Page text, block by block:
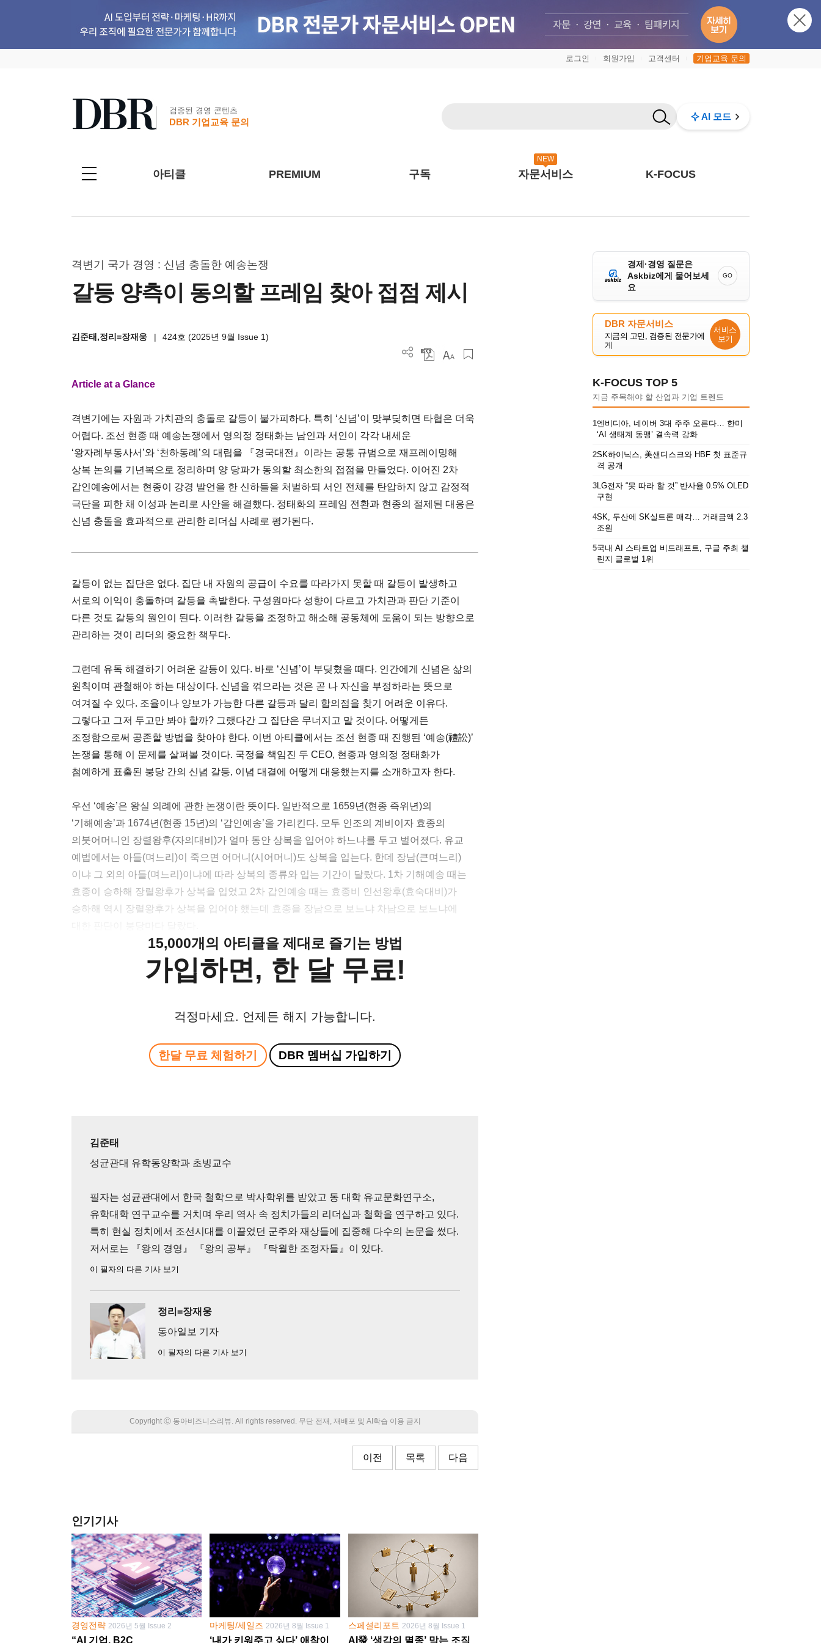
로그인 회원가입 고객센터 기업교육 문의
검증된 경영 콘텐츠
DBR 기업교육 문의
AI 모드
아티클 PREMIUM 구독
NEW
자문서비스 K-FOCUS
격변기 국가 경영 : 신념 충돌한 예송논쟁
갈등 양측이 동의할 프레임 찾아 접점 제시
김준태,정리=장재웅 | 424호 (2025년 9월 Issue 1)
Article at a Glance
격변기에는 자원과 가치관의 충돌로 갈등이 불가피하다. 특히 ‘신념’이 맞부딪히면 타협은 더욱
어렵다. 조선 현종 때 예송논쟁에서 영의정 정태화는 남인과 서인이 각각 내세운
‘왕자례부동사서’와 ‘천하동례’의 대립을 『경국대전』이라는 공통 규범으로 재프레이밍해
상복 논의를 기년복으로 정리하며 양 당파가 동의할 최소한의 접점을 만들었다. 이어진 2차
갑인예송에서는 현종이 강경 발언을 한 신하들을 처벌하되 서인 전체를 탄압하지 않고 감정적
극단을 피한 채 이성과 논리로 사안을 해결했다. 정태화의 프레임 전환과 현종의 절제된 대응은
신념 충돌을 효과적으로 관리한 리더십 사례로 평가된다.
갈등이 없는 집단은 없다. 집단 내 자원의 공급이 수요를 따라가지 못할 때 갈등이 발생하고
서로의 이익이 충돌하며 갈등을 촉발한다. 구성원마다 성향이 다르고 가치관과 판단 기준이
다른 것도 갈등의 원인이 된다. 이러한 갈등을 조정하고 해소해 공동체에 도움이 되는 방향으로
관리하는 것이 리더의 중요한 책무다.
그런데 유독 해결하기 어려운 갈등이 있다. 바로 ‘신념’이 부딪혔을 때다. 인간에게 신념은 삶의
원칙이며 관철해야 하는 대상이다. 신념을 꺾으라는 것은 곧 나 자신을 부정하라는 뜻으로
여겨질 수 있다. 조율이나 양보가 가능한 다른 갈등과 달리 합의점을 찾기 어려운 이유다.
그렇다고 그저 두고만 봐야 할까? 그랬다간 그 집단은 무너지고 말 것이다. 어떻게든
조정함으로써 공존할 방법을 찾아야 한다. 이번 아티클에서는 조선 현종 때 진행된 ‘예송(禮訟)’
논쟁을 통해 이 문제를 살펴볼 것이다. 국정을 책임진 두 CEO, 현종과 영의정 정태화가
첨예하게 표출된 붕당 간의 신념 갈등, 이념 대결에 어떻게 대응했는지를 소개하고자 한다.
우선 ‘예송’은 왕실 의례에 관한 논쟁이란 뜻이다. 일반적으로 1659년(현종 즉위년)의
‘기해예송’과 1674년(현종 15년)의 ‘갑인예송’을 가리킨다. 모두 인조의 계비이자 효종의
의붓어머니인 장렬왕후(자의대비)가 얼마 동안 상복을 입어야 하느냐를 두고 벌어졌다. 유교
예법에서는 아들(며느리)이 죽으면 어머니(시어머니)도 상복을 입는다. 한데 장남(큰며느리)
이냐 그 외의 아들(며느리)이냐에 따라 상복의 종류와 입는 기간이 달랐다. 1차 기해예송 때는
효종이 승하해 장렬왕후가 상복을 입었고 2차 갑인예송 때는 효종비 인선왕후(효숙대비)가
승하해 역시 장렬왕후가 상복을 입어야 했는데 효종을 장남으로 보느냐 차남으로 보느냐에
15,000개의 아티클을 제대로 즐기는 방법
가입하면, 한 달 무료!
걱정마세요. 언제든 해지 가능합니다.
한달 무료 체험하기 DBR 멤버십 가입하기
김준태
성균관대 유학동양학과 초빙교수
필자는 성균관대에서 한국 철학으로 박사학위를 받았고 동 대학 유교문화연구소,
유학대학 연구교수를 거치며 우리 역사 속 정치가들의 리더십과 철학을 연구하고 있다.
특히 현실 정치에서 조선시대를 이끌었던 군주와 재상들에 집중해 다수의 논문을 썼다.
저서로는 『왕의 경영』 『왕의 공부』 『탁월한 조정자들』이 있다.
이 필자의 다른 기사 보기
정리=장재웅
동아일보 기자
이 필자의 다른 기사 보기
Copyright Ⓒ 동아비즈니스리뷰. All rights reserved. 무단 전재, 재배포 및 AI학습 이용 금지
이전 목록 다음
인기기사
경영전략 2026년 5월 Issue 2
“AI 기업, B2C
마케팅/세일즈 2026년 8월 Issue 1
‘내가 키워주고 싶다’ 애착이
스페셜리포트 2026년 8월 Issue 1
AI發 ‘생각의 멸종’ 막는 조직
경제·경영 질문은
Askbiz에게 물어보세
요
GO
DBR 자문서비스
지금의 고민, 검증된 전문가에
게
서비스
보기
K-FOCUS TOP 5
지금 주목해야 할 산업과 기업 트렌드
1엔비디아, 네이버 3대 주주 오른다… 한미
‘AI 생태계 동맹’ 결속력 강화
2SK하이닉스, 美샌디스크와 HBF 첫 표준규
격 공개
3LG전자 “못 따라 할 것” 반사율 0.5% OLED
구현
4SK, 두산에 SK실트론 매각… 거래금액 2.3
조원
5국내 AI 스타트업 비드래프트, 구글 주최 챌
린지 글로벌 1위